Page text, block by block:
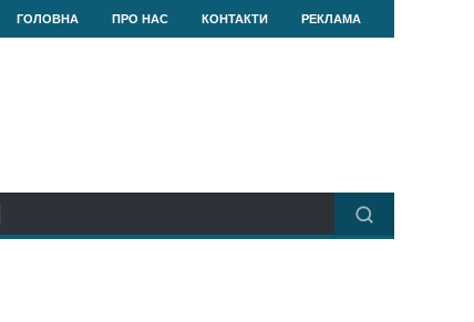
ГОЛОВНА ПРО НАС КОНТАКТИ РЕКЛАМА